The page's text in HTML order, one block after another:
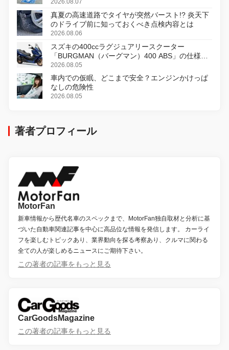
2026.08.07
真夏の高速道路でタイヤが突然バースト!? 炎天下
のドライブ前に知っておくべき点検内容とは
2026.08.06
スズキの400ccラグジュアリースクーター
「BURGMAN（バーグマン）400 ABS」の仕様を
変更し、8月18日に発売
2026.08.05
車内での仮眠、どこまで安全？エンジンかけっぱ
なしの危険性
2026.08.05
著者プロフィール
MotorFan
新車情報から歴代名車のスペックまで、MotorFan独自取材と分析に基
づいた自動車関連記事を中心に高品位な情報を発信します。 カーライ
フを楽しむトピックあり、業界動向を探る考察あり、クルマに関わる
全ての人が楽しめるニュースにご期待下さい。
この著者の記事をもっと見る
CarGoodsMagazine
この著者の記事をもっと見る